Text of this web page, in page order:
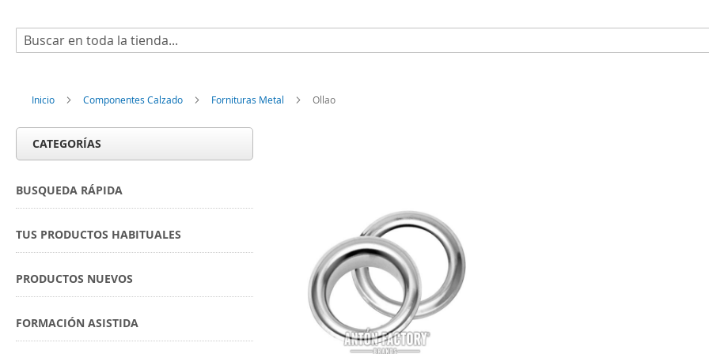
Buscar
Inicio Componentes Calzado Fornituras Metal Ollao
CATEGORÍAS
BUSQUEDA RÁPIDA
TUS PRODUCTOS HABITUALES
PRODUCTOS NUEVOS
FORMACIÓN ASISTIDA